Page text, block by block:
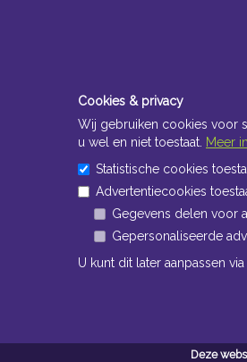
Deze
Cookies & privacy
Wij gebruiken cookies voor
u wel en niet toestaat. Meer
Statistische cookies
Advertentiecookies
Gegevens delen voor
Gepersonaliseerde
U kunt dit later aanpassen via